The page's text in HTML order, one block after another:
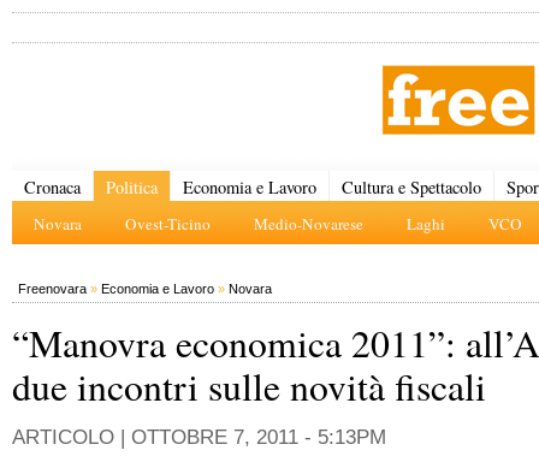
Cronaca Politica
Novara Ovest-Ticino Medio-Novarese Laghi VCO
Economia e Lavoro Cultura e Spettacolo
Freenovara » Economia e Lavoro » Novara
“Manovra economica 2011”:
due incontri sulle novità fiscali
ARTICOLO | OTTOBRE 7, 2011 - 5:13PM